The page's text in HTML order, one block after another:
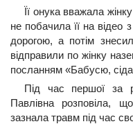
Її онука вважала
не побачила її на відео
дорогою, а потім
відправили по жінку
посланням «Бабусю,
Під час першої за
Павлівна розповіла,
зазнала травм під час